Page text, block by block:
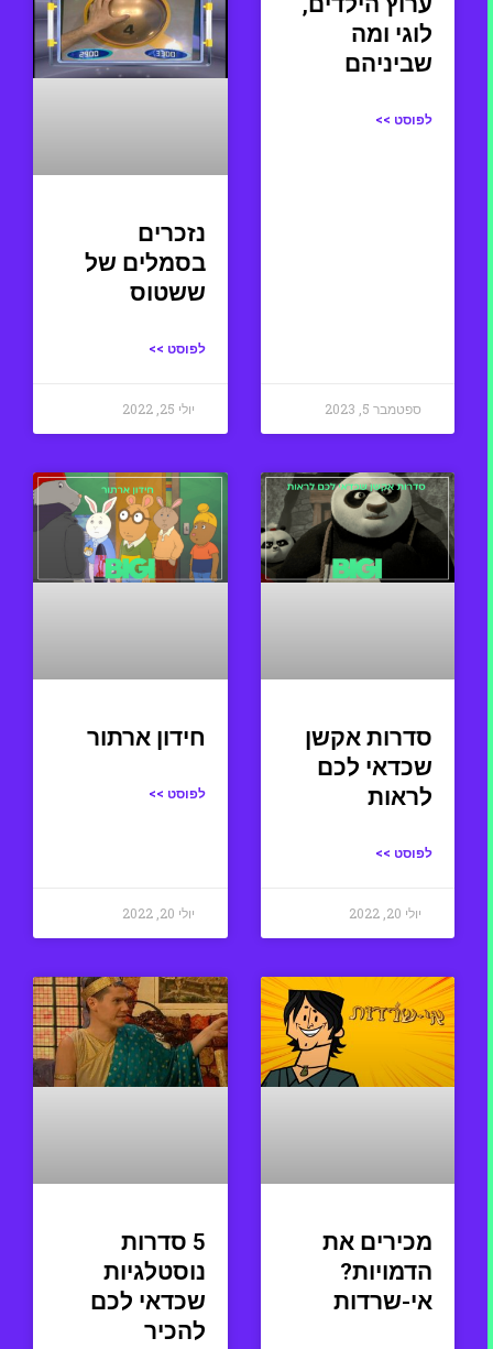
לוגי ומה
שביניהם
לפוסט >>
ספטמבר 5, 2023
נזכרים
בסמלים של
ששטוס
לפוסט >>
יולי 25, 2022
סדרות אקשן
שכדאי לכם
לראות
לפוסט >>
יולי 20, 2022
חידון ארתור
לפוסט >>
יולי 20, 2022
מכירים את
הדמויות?
אי-שרדות
5 סדרות
נוסטלגיות
שכדאי לכם
להכיר